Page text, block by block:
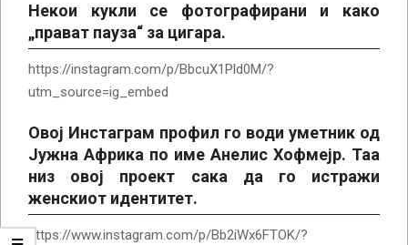
Некои кукли се фотографирани и како
„прават пауза“ за цигара.
https://instagram.com/p/BbcuX1Pld0M/?
utm_source=ig_embed
Овој Инстаграм профил го води уметник од
Јужна Африка по име Анелис Хофмејр. Таа
низ овој проект сака да го истражи
женскиот идентитет.
https://www.instagram.com/p/Bb2iWx6FTOK/?